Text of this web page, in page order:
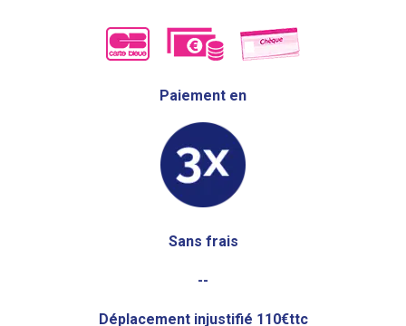
Paiement en
Sans frais
--
Déplacement injustifié 110€ttc